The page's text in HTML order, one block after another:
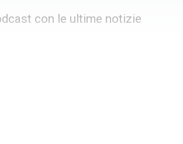
con le ultime notizie